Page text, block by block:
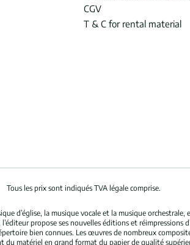
CGV
T & C for rental material
Tous les prix sont indiqués TVA légale comprise.
d’église, la musique vocale et la musique
propose ses nouvelles éditions et
bien connues. Les œuvres de nombreux
du matériel en grand format du papier de qualité